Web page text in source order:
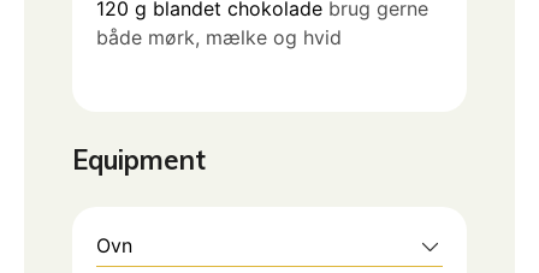
120 g blandet chokolade brug gerne
både mørk, mælke og hvid
Equipment
Ovn